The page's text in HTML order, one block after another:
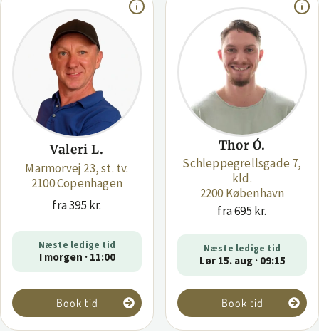
Valeri L.
Marmorvej 23, st. tv.
2100 Copenhagen
fra 395 kr.
Næste ledige tid
I morgen · 11:00
Book tid
Thor Ó.
Schleppegrellsgade 7,
kld.
2200 København
fra 695 kr.
Næste ledige tid
Lør 15. aug · 09:15
Book tid